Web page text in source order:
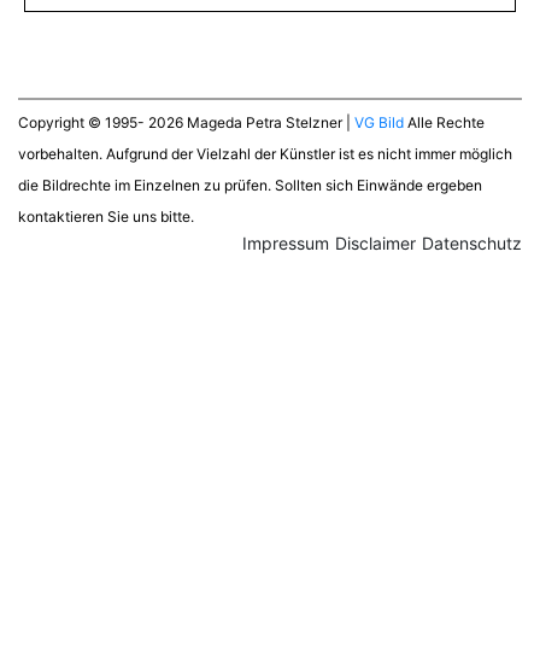
Copyright © 1995- 2026 Mageda Petra Stelzner | VG Bild Alle Rechte
vorbehalten. Aufgrund der Vielzahl der Künstler ist es nicht immer möglich
die Bildrechte im Einzelnen zu prüfen. Sollten sich Einwände ergeben
kontaktieren Sie uns bitte.
Datenschutz
Disclaimer
Impressum